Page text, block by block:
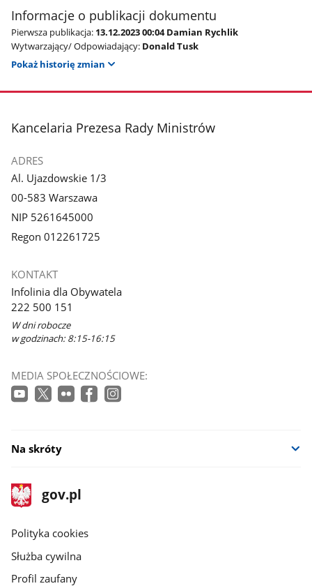
Informacje o publikacji dokumentu
Pierwsza publikacja: 13.12.2023 00:04 Damian Rychlik
Wytwarzający/ Odpowiadający: Donald Tusk
Pokaż historię zmian
stopka
Kancelaria Prezesa Rady Ministrów
ADRES
Al. Ujazdowskie 1/3
00-583 Warszawa
NIP 5261645000
Regon 012261725
KONTAKT
Infolinia dla Obywatela
222 500 151
W dni robocze
w godzinach: 8:15-16:15
MEDIA SPOŁECZNOŚCIOWE:
Na skróty
stopka
gov.pl
Strona
gov.pl
gov.pl
Polityka cookies
Służba cywilna
Profil zaufany